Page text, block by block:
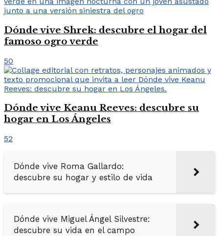
Dónde vive Shrek: descubre el hogar del
famoso ogro verde
50
Dónde vive Keanu Reeves: descubre su
hogar en Los Ángeles
52
Dónde vive Roma Gallardo:
descubre su hogar y estilo de vida
Dónde vive Miguel Ángel Silvestre:
descubre su vida en el campo